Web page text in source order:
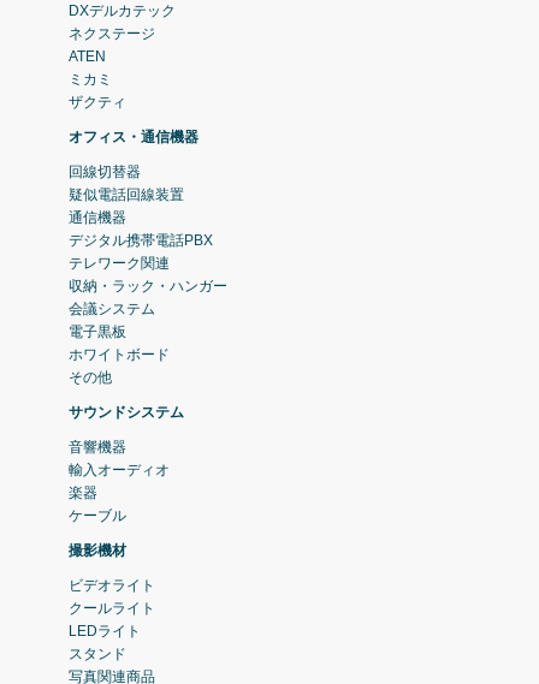
DXデルカテック
ネクステージ
ATEN
ミカミ
ザクティ
オフィス・通信機器
回線切替器
疑似電話回線装置
通信機器
デジタル携帯電話PBX
テレワーク関連
収納・ラック・ハンガー
会議システム
電子黒板
ホワイトボード
その他
サウンドシステム
音響機器
輸入オーディオ
楽器
ケーブル
撮影機材
ビデオライト
クールライト
LEDライト
スタンド
写真関連商品